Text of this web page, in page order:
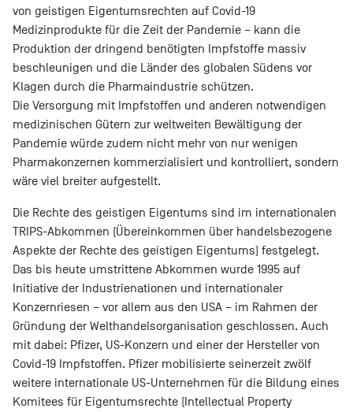
von geistigen Eigentumsrechten auf Covid-19
Medizinprodukte für die Zeit der Pandemie – kann die
Produktion der dringend benötigten Impfstoffe massiv
beschleunigen und die Länder des globalen Südens vor
Klagen durch die Pharmaindustrie schützen.
Die Versorgung mit Impfstoffen und anderen notwendigen
medizinischen Gütern zur weltweiten Bewältigung der
Pandemie würde zudem nicht mehr von nur wenigen
Pharmakonzernen kommerzialisiert und kontrolliert, sondern
wäre viel breiter aufgestellt.
Die Rechte des geistigen Eigentums sind im internationalen
TRIPS-Abkommen (Übereinkommen über handelsbezogene
Aspekte der Rechte des geistigen Eigentums) festgelegt.
Das bis heute umstrittene Abkommen wurde 1995 auf
Initiative der Industrienationen und internationaler
Konzernriesen – vor allem aus den USA – im Rahmen der
Gründung der Welthandelsorganisation geschlossen. Auch
mit dabei: Pfizer, US-Konzern und einer der Hersteller von
Covid-19 Impfstoffen. Pfizer mobilisierte seinerzeit zwölf
weitere internationale US-Unternehmen für die Bildung eines
Komitees für Eigentumsrechte (Intellectual Property